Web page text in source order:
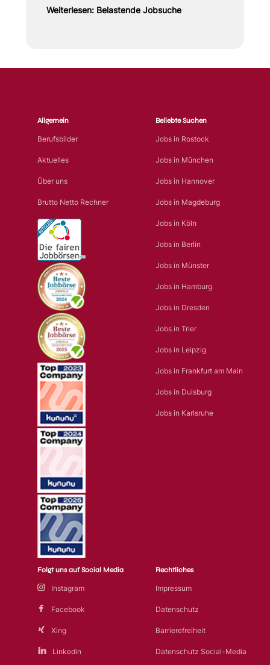
Weiterlesen: Belastende Jobsuche
Allgemein
Berufsbilder
Aktuelles
Über uns
Brutto Netto Rechner
Beliebte Suchen
Jobs in Rostock
Jobs in München
Jobs in Hannover
Jobs in Magdeburg
Jobs in Köln
Jobs in Berlin
Jobs in Münster
Jobs in Hamburg
Jobs in Dresden
Jobs in Trier
Jobs in Leipzig
Jobs in Frankfurt am Main
Jobs in Duisburg
Jobs in Karlsruhe
Folgt uns auf Social Media
Instagram
Facebook
Xing
Linkedin
Rechtliches
Impressum
Datenschutz
Barrierefreiheit
Datenschutz Social-Media